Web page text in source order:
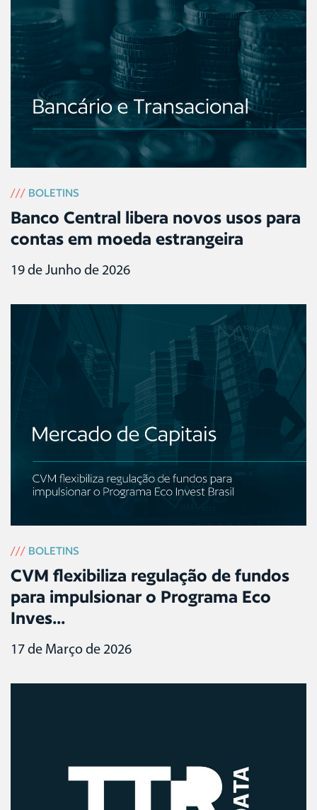
/// BOLETINS
Banco Central libera novos usos para
contas em moeda estrangeira
19 de Junho de 2026
/// BOLETINS
CVM flexibiliza regulação de fundos
para impulsionar o Programa Eco
Inves...
17 de Março de 2026